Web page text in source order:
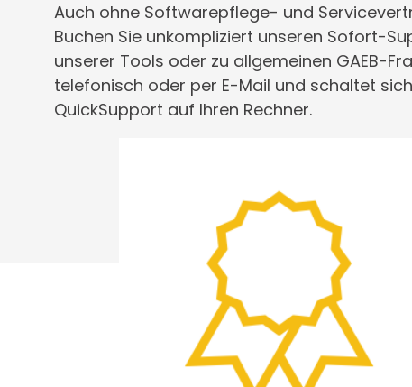
Auch ohne Softwarepflege- und
Buchen Sie unkompliziert unseren Sofort-
unserer Tools oder zu allgemeinen GAEB-
telefonisch oder per E-Mail und schaltet
QuickSupport auf Ihren Rechner.